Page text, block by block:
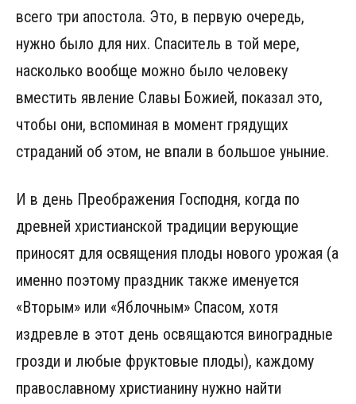
всего три апостола. Это, в первую очередь,
нужно было для них. Спаситель в той мере,
насколько вообще можно было человеку
вместить явление Славы Божией, показал это,
чтобы они, вспоминая в момент грядущих
страданий об этом, не впали в большое уныние.
И в день Преображения Господня, когда по
древней христианской традиции верующие
приносят для освящения плоды нового урожая (а
именно поэтому праздник также именуется
«Вторым» или «Яблочным» Спасом, хотя
издревле в этот день освящаются виноградные
грозди и любые фруктовые плоды), каждому
православному христианину нужно найти